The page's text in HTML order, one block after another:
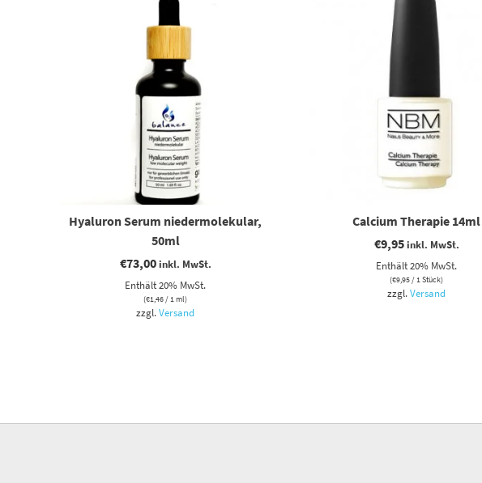
Hyaluron Serum niedermolekular,
50ml
€73,00 inkl. MwSt.
Enthält 20% MwSt.
(€1,46 / 1 ml)
zzgl.Versand
Calcium Therapie 14ml
€9,95inkl. MwSt.
Enthält 20% MwSt.
(€9,95 / 1 Stück)
zzgl.Versand